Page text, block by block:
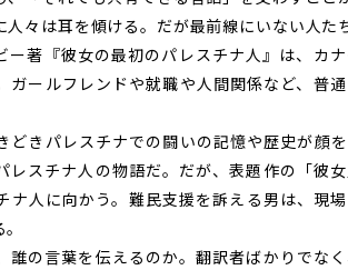
々は耳を傾ける。だが最前線にいない人た
著『彼女の最初のパレスチナ人』は、カ
ガールフレンドや就職や人間関係など、普
きパレスチナでの闘いの記憶や歴史が顔
レスチナ人の物語だ。だが、表題作の「彼女
ナ人に向かう。難民支援を訴える男は、現
の言葉を伝えるのか。翻訳者ばかりでな